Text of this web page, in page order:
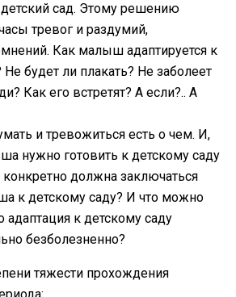
сад. Этому решению
тревог и раздумий,
Как малыш адаптируется к
будет ли плакать? Не заболеет
Как его встретят? А если?.. А
и тревожиться есть о чем. И,
нужно готовить к детскому саду
должна заключаться
к детскому саду? И что можно
адаптация к детскому саду
безболезненно?
тяжести прохождения